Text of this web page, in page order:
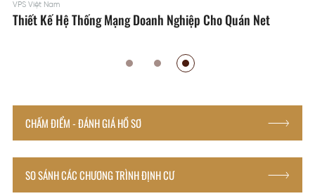
VPS Việt Nam
Thiết Kế Hệ Thống Mạng Doanh Nghiệp Cho Quán Net
CHẤM ĐIỂM - ĐÁNH GIÁ HỒ SƠ
SO SÁNH CÁC CHƯƠNG TRÌNH ĐỊNH CƯ